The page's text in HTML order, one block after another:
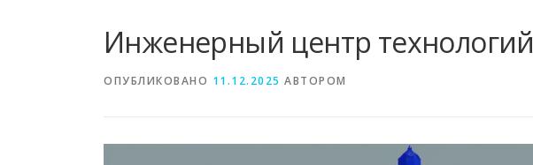
Инженерный центр технологий
ОПУБЛИКОВАНО 11.12.2025 АВТОРОМ